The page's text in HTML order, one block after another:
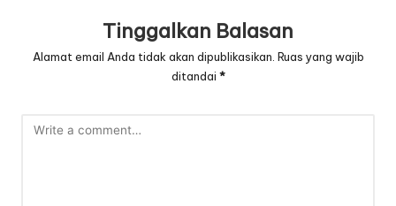
Tinggalkan Balasan
Alamat email Anda tidak akan dipublikasikan. Ruas yang wajib
ditandai *